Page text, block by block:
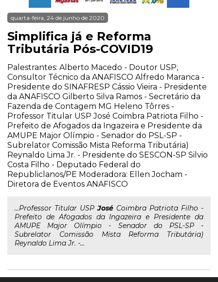
quarta-feira, 24 de junho de 2020
Simplifica já e Reforma
Tributária Pós-COVID19
Palestrantes: Alberto Macedo - Doutor USP,
Consultor Técnico da ANAFISCO Alfredo Maranca -
Presidente do SINAFRESP Cássio Vieira - Presidente
da ANAFISCO Gilberto Silva Ramos - Secretário da
Fazenda de Contagem MG Heleno Tôrres -
Professor Titular USP José Coimbra Patriota Filho -
Prefeito de Afogados da Ingazeira e Presidente da
AMUPE Major Olímpio - Senador do PSL-SP -
Subrelator Comissão Mista Reforma Tributária)
Reynaldo Lima Jr. - Presidente do SESCON-SP Silvio
Costa Filho - Deputado Federal do
Republiclanos/PE Moderadora: Ellen Jocham -
Diretora de Eventos ANAFISCO
...Professor Titular USPJosé Coimbra Patriota Filho -
Prefeito de Afogados da Ingazeira e Presidente da
AMUPE Major Olímpio - Senador do PSL-SP -
Subrelator Comissão Mista Reforma Tributária)
Reynaldo Lima Jr. -...